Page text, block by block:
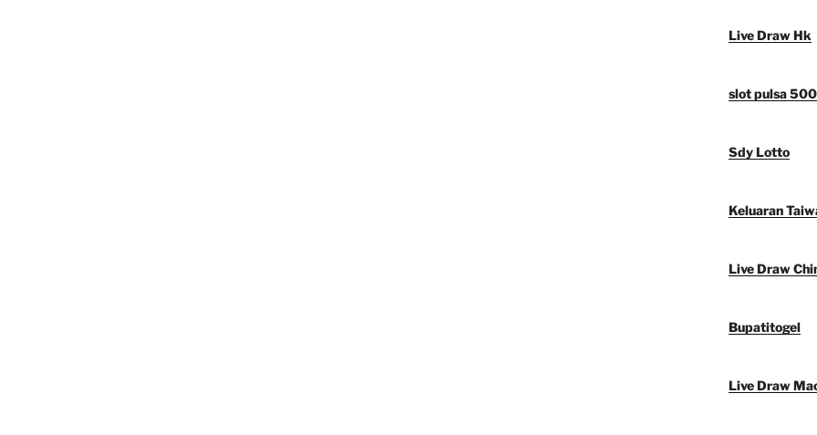
Live Draw Hk
slot pulsa
Sdy Lotto
Keluaran
Live Draw
Bupatitogel
Live Draw